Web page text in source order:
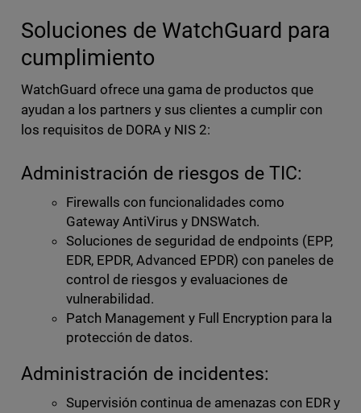
Soluciones de WatchGuard para
cumplimiento
WatchGuard ofrece una gama de productos que
ayudan a los partners y sus clientes a cumplir con
los requisitos de DORA y NIS 2:
Administración de riesgos de TIC:
Firewalls con funcionalidades como
Gateway AntiVirus y DNSWatch.
Soluciones de seguridad de endpoints (EPP,
EDR, EPDR, Advanced EPDR) con paneles de
control de riesgos y evaluaciones de
vulnerabilidad.
Patch Management y Full Encryption para la
protección de datos.
Administración de incidentes:
Supervisión continua de amenazas con EDR y